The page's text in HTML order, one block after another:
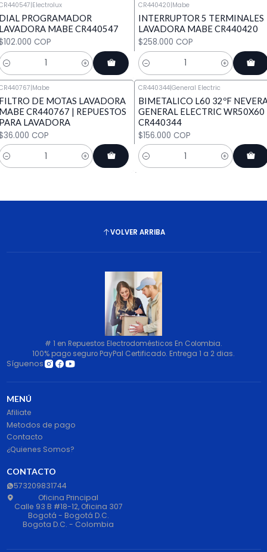
|Electrolux
PROGRAMADOR
MABE CR440547
COP
CR440420|Mabe
INTERRUPTOR 5 TERMINALES
LAVADORA MABE CR440420
$258.000 COP
Cantidad
|Mabe
DE MOTAS LAVADORA
CR440767 | REPUESTOS
LAVADORA
COP
CR440344|General Electric
BIMETALICO L60 32ºF
GENERAL ELECTRIC WR50X60
CR440344
$156.000 COP
Cantidad
VOLVER ARRIBA
# 1 en Repuestos Electrodomésticos En Colombia.
100% pago seguro PayPal Certificado. Entrega 1 a 2 dias.
Síguenos
MENÚ
Afiliate
Metodos de pago
Contacto
¿Quienes Somos?
CONTACTO
573209831744
Oficina Principal
Calle 93 B #18-12, Oficina 307
Bogotá - Bogotá D.C.
Bogota D.C. - Colombia